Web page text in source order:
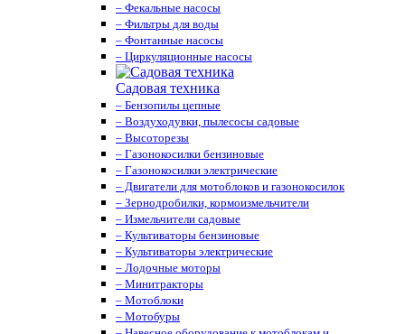
– Фекальные насосы
– Фильтры для воды
– Фонтанные насосы
– Циркуляционные насосы
Садовая техника
– Бензопилы цепные
– Воздуходувки, пылесосы садовые
– Высоторезы
– Газонокосилки бензиновые
– Газонокосилки электрические
– Двигатели для мотоблоков и газонокосилок
– Зернодробилки, кормоизмельчители
– Измельчители садовые
– Культиваторы бензиновые
– Культиваторы электрические
– Лодочные моторы
– Минитракторы
– Мотоблоки
– Мотобуры